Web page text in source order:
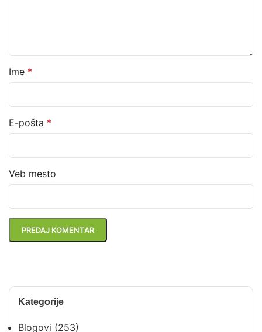
Kategorije
Blogovi (253)
Ime *
E-pošta *
Veb mesto